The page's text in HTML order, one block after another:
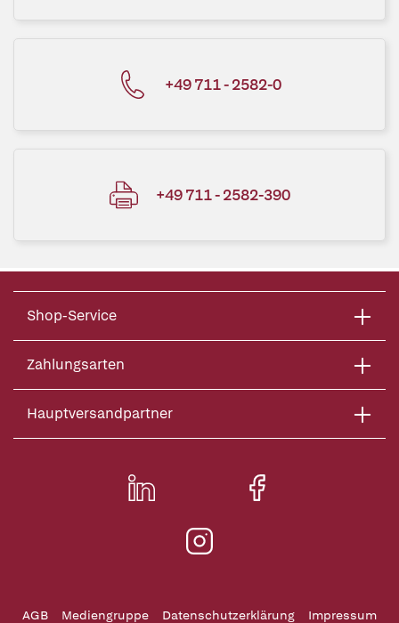
+49 711 - 2582-0
+49 711 - 2582-390
Shop-Service
Zahlungsarten
Hauptversandpartner
AGB Mediengruppe Datenschutzerklärung Impressum